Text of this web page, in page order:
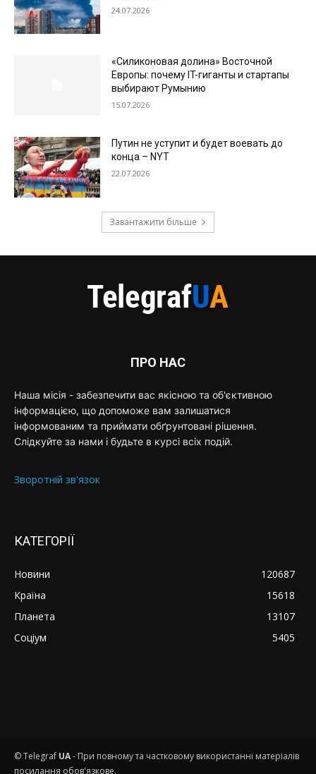
24.07.2026
«Силиконовая долина» Восточной
Европы: почему IT-гиганты и стартапы
выбирают Румынию
15.07.2026
Путин не уступит и будет воевать до
конца – NYT
22.07.2026
Завантажити більше
ПРО НАС
Наша місія - забезпечити вас якісною та об'єктивною
інформацією, що допоможе вам залишатися
інформованим та приймати обґрунтовані рішення.
Слідкуйте за нами і будьте в курсі всіх подій.
Зворотній зв'язок
КАТЕГОРІЇ
Новини
120687
Країна
15618
Планета
13107
Соціум
5405
© Telegraf UA- При повному та частковому використанні матеріалів
посилання обов'язкове.